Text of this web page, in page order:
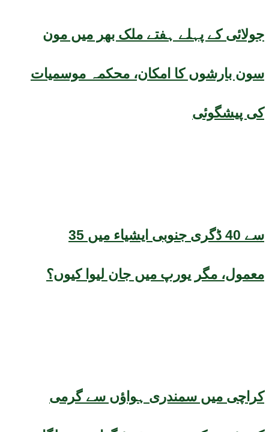
جولائی کے پہلے ہفتے ملک بھر میں مون
سون بارشوں کا امکان، محکمہ موسمیات
کی پیشگوئی
35 سے 40 ڈگری جنوبی ایشیاء میں
معمول، مگر یورپ میں جان لیوا کیوں؟
کراچی میں سمندری ہواؤں سے گرمی